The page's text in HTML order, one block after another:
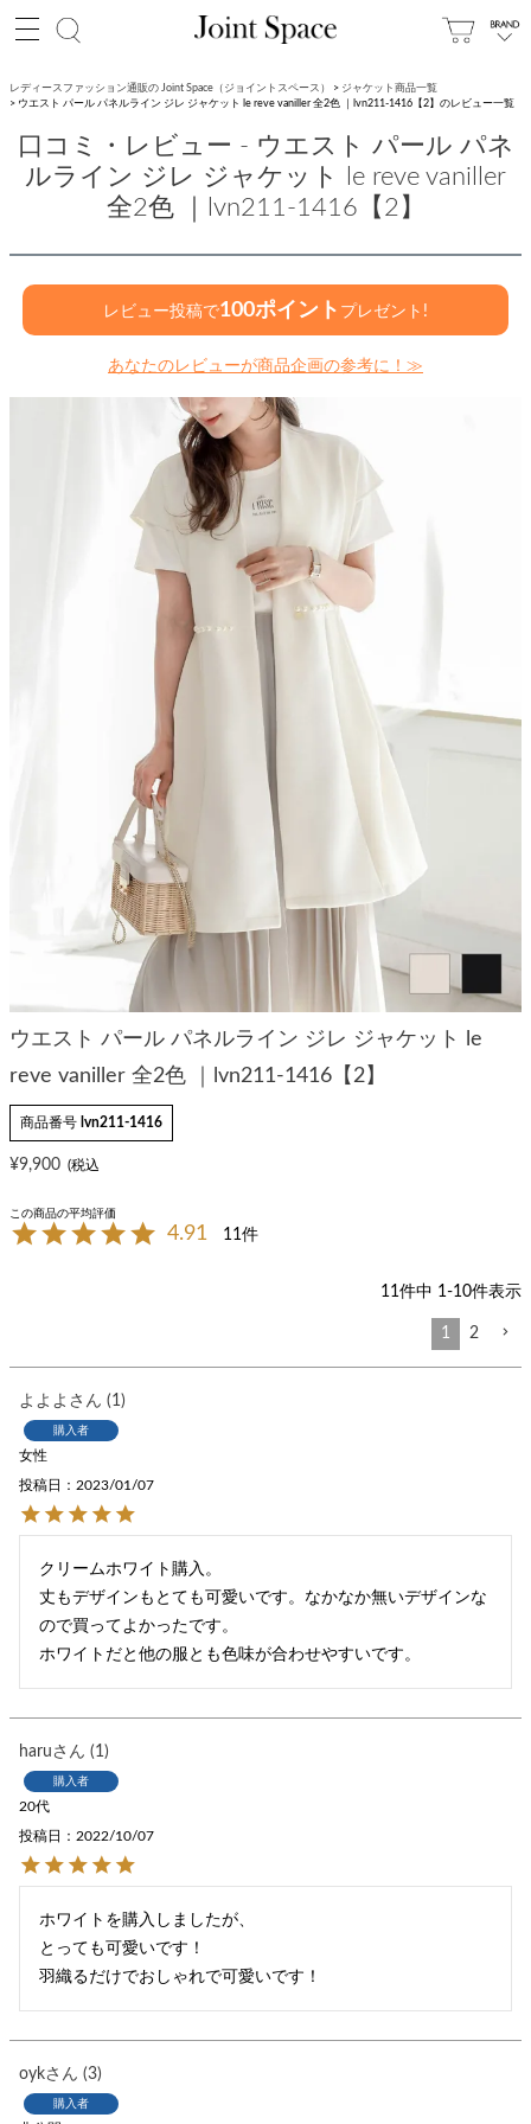
レディースファッション通販の Joint Space（ジョイントスペース）
ジャケット商品一覧
ウエスト パール パネルライン ジレ ジャケット le reve vaniller 全2色 ｜lvn211-1416【2】のレビュー一覧
口コミ・レビュー - ウエスト パール パネ
ルライン ジレ ジャケット le reve vaniller
全2色 ｜lvn211-1416【2】
レビュー投稿で100ポイント プレゼント!
あなたのレビューが商品企画の参考に！≫
ウエスト パール パネルライン ジレ ジャケット le
reve vaniller 全2色 ｜lvn211-1416【2】
商品番号 lvn211-1416
¥9,900
4.91 11
11 件中 1 -10件表示
1 2
よよよ 1
購入者
女性
投稿日 2023/01/07
クリームホワイト購入。
丈もデザインもとても可愛いです。なかなか無いデザインな
ので買ってよかったです。
ホワイトだと他の服とも色味が合わせやすいです。
haru 1
購入者
20代
投稿日 2022/10/07
ホワイトを購入しましたが、
とっても可愛いです！
oyk 3
購入者